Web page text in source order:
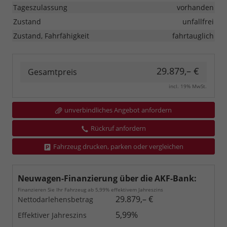
Tageszulassung
vorhanden
Zustand
unfallfrei
Zustand, Fahrfähigkeit
fahrtauglich
Gesamtpreis 29.879,– €
incl. 19% MwSt.
unverbindliches Angebot anfordern
Rückruf anfordern
Fahrzeug drucken, parken oder vergleichen
Neuwagen-Finanzierung über die AKF-Bank:
Finanzieren Sie Ihr Fahrzeug ab 5,99% effektivem Jahreszins
Nettodarlehensbetrag 29.879,– €
Effektiver Jahreszins 5,99%